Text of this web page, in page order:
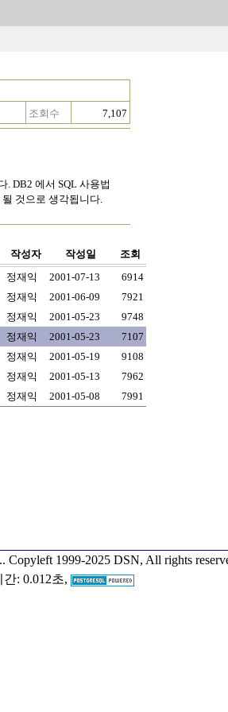
조회수 7,107
. DB2 에서 SQL 사용법
것으로 생각됩니다.
작성자 작성일
조회
정재익 2001-07-13
6914
정재익 2001-06-09
7921
정재익 2001-05-23
9748
정재익 2001-05-23
7107
정재익 2001-05-19
9108
정재익 2001-05-13
7962
정재익 2001-05-08 7991
Copyleft 1999-2025 DSN, All rights
: 0.012초,